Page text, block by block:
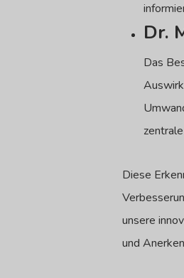
Dr.
Das
Diese
unsere
und